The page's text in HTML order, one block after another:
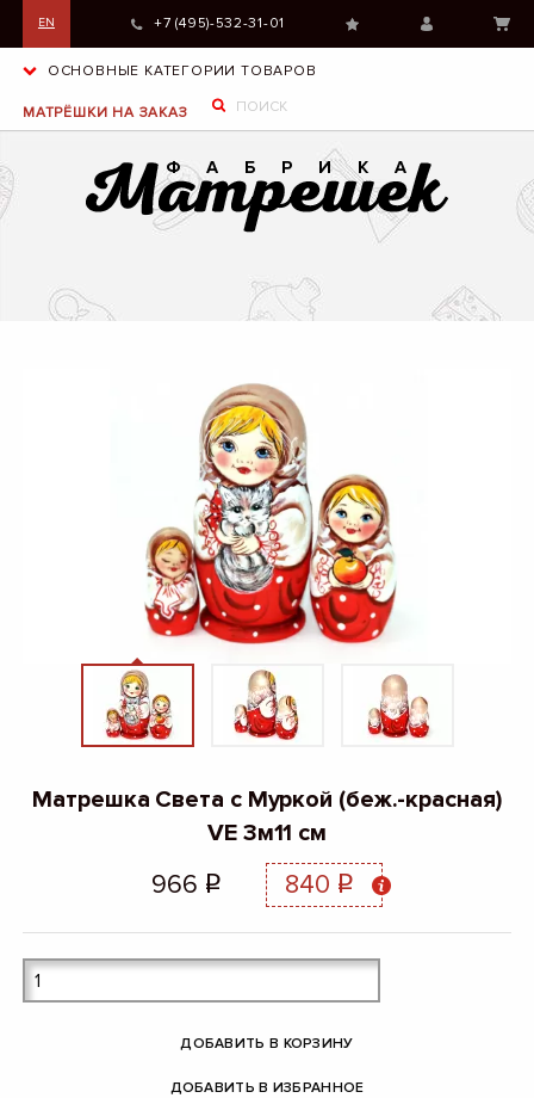
EN +7 (495)-532-31-01
ОСНОВНЫЕ КАТЕГОРИИ ТОВАРОВ
МАТРЁШКИ НА ЗАКАЗ
Матрешка Света с Муркой (беж.-красная)
VE 3м11 см
966 q 840 q
ДОБАВИТЬ В КОРЗИНУ
ДОБАВИТЬ В ИЗБРАННОЕ